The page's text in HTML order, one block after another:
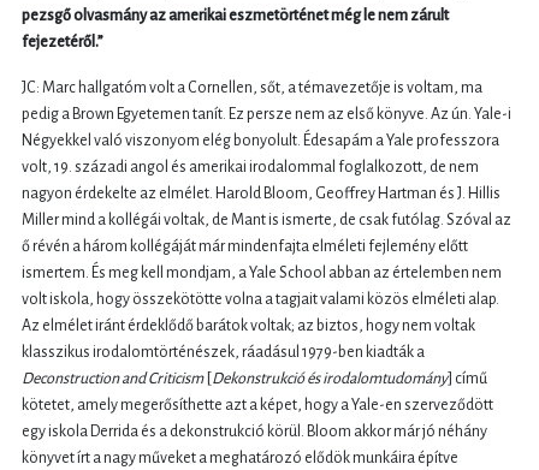
pezsgő olvasmány az amerikai eszmetörténet még le nem zárult
fejezetéről.”
JC: Marc hallgatóm volt a Cornellen, sőt, a témavezetője is voltam, ma
pedig a Brown Egyetemen tanít. Ez persze nem az első könyve. Az ún. Yale-i
Négyekkel való viszonyom elég bonyolult. Édesapám a Yale professzora
volt, 19. századi angol és amerikai irodalommal foglalkozott, de nem
nagyon érdekelte az elmélet. Harold Bloom, Geoffrey Hartman és J. Hillis
Miller mind a kollégái voltak, de Mant is ismerte, de csak futólag. Szóval az
ő révén a három kollégáját már mindenfajta elméleti fejlemény előtt
ismertem. És meg kell mondjam, a Yale School abban az értelemben nem
volt iskola, hogy összekötötte volna a tagjait valami közös elméleti alap.
Az elmélet iránt érdeklődő barátok voltak; az biztos, hogy nem voltak
klasszikus irodalomtörténészek, ráadásul 1979-ben kiadták a
Deconstruction and Criticism[ Dekonstrukció és irodalomtudomány] című
kötetet, amely megerősíthette azt a képet, hogy a Yale-en szerveződött
egy iskola Derrida és a dekonstrukció körül. Bloom akkor már jó néhány
könyvet írt a nagy műveket a meghatározó elődök munkáira építve